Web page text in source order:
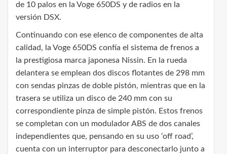
de 10 palos en la Voge 650DS y de radios en la
versión DSX.
Continuando con ese elenco de componentes de alta
calidad, la Voge 650DS confía el sistema de frenos a
la prestigiosa marca japonesa Nissin. En la rueda
delantera se emplean dos discos flotantes de 298 mm
con sendas pinzas de doble pistón, mientras que en la
trasera se utiliza un disco de 240 mm con su
correspondiente pinza de simple pistón. Estos frenos
se completan con un modulador ABS de dos canales
independientes que, pensando en su uso ‘off road’,
cuenta con un interruptor para desconectarlo junto a